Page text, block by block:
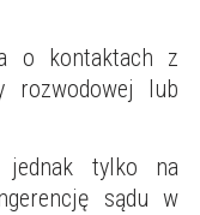
o kontaktach z
rozwodowej lub
tylko na
sądu w